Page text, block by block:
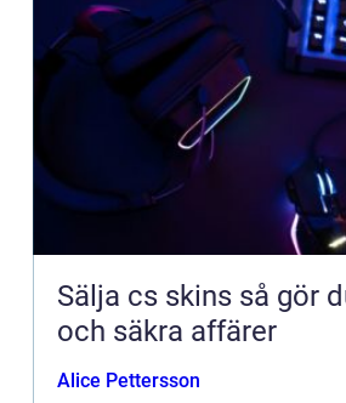
Sälja cs skins så gör du smarta
och säkra affärer
Alice Pettersson